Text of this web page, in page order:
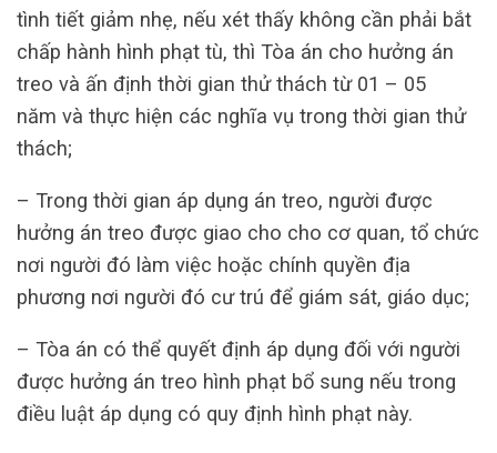
tình tiết giảm nhẹ, nếu xét thấy không cần phải bắt
chấp hành hình phạt tù, thì Tòa án cho hưởng án
treo và ấn định thời gian thử thách từ 01 – 05
năm và thực hiện các nghĩa vụ trong thời gian thử
thách;
– Trong thời gian áp dụng án treo, người được
hưởng án treo được giao cho cho cơ quan, tổ chức
nơi người đó làm việc hoặc chính quyền địa
phương nơi người đó cư trú để giám sát, giáo dục;
– Tòa án có thể quyết định áp dụng đối với người
được hưởng án treo hình phạt bổ sung nếu trong
điều luật áp dụng có quy định hình phạt này.